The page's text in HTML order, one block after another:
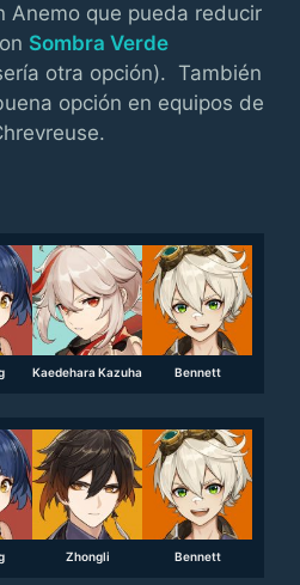
Anemo que pueda reducir
Sombra Verde
otra opción). También
opción en equipos de
Kaedehara Kazuha Bennett
Zhongli Bennett